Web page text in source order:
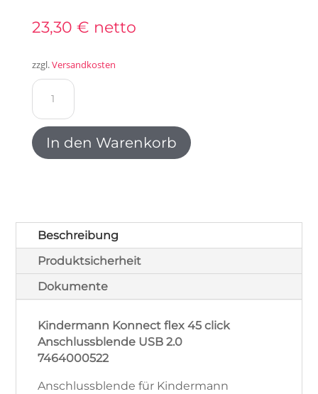
23,30 € netto
zzgl.Versandkosten
Kindermann
Konnect
flex
45
click
7464000522
Menge
In den Warenkorb
Beschreibung
Produktsicherheit
Dokumente
Kindermann Konnect flex 45 click
Anschlussblende USB 2.0
7464000522
Anschlussblende für Kindermann